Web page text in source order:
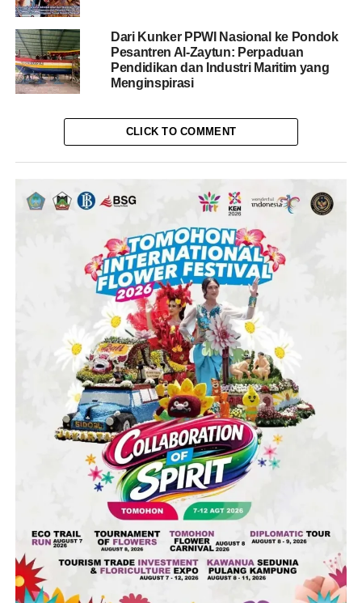
Dari Kunker PPWI Nasional ke Pondok
Pesantren Al-Zaytun: Perpaduan
Pendidikan dan Industri Maritim yang
Menginspirasi
CLICK TO COMMENT